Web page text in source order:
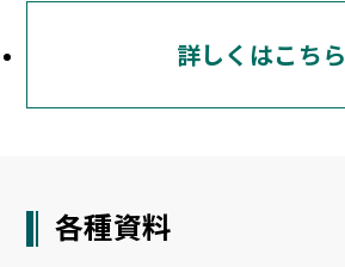
詳しくはこちら
各種資料